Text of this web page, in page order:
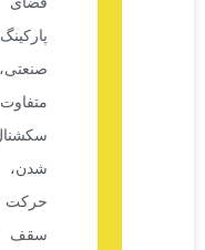
پارکینگ‌های مسکونی و
صنعتی، نیاز به راهکاری
متفاوت دارد. درب‌های
سکشنال هنگام باز
شدن، به سمت بالا
حرکت کرده و در زیر
سقف قرار می‌گیرند،